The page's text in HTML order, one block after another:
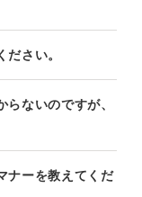
さい。
ないのですが、
ナーを教えてくだ